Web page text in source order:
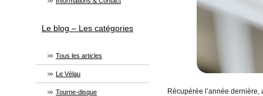
Le blog – Les catégories
Tous les articles
Le Vélau
Tourne-disque
Récupérée l’année dernière,